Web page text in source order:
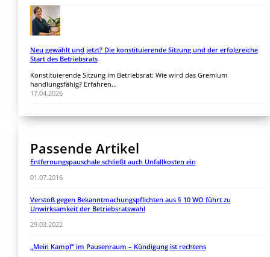
Neu gewählt und jetzt? Die konstituierende Sitzung und der erfolgreiche
Start des Betriebsrats
Konstituierende Sitzung im Betriebsrat: Wie wird das Gremium
handlungsfähig? Erfahren...
17.04.2026
Passende Artikel
Entfernungspauschale schließt auch Unfallkosten ein
01.07.2016
Verstoß gegen Bekanntmachungspflichten aus § 10 WO führt zu
Unwirksamkeit der Betriebsratswahl
29.03.2022
„Mein Kampf“ im Pausenraum – Kündigung ist rechtens